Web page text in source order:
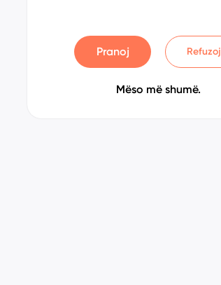
Pranoj Refuzoj
Mëso më shumë.